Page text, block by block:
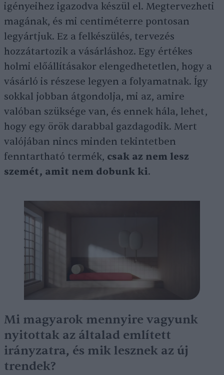
igényeihez igazodva készül el. Megtervezheti
magának, és mi centiméterre pontosan
legyártjuk. Ez a felkészülés, tervezés
hozzátartozik a vásárláshoz. Egy értékes
holmi előállításakor elengedhetetlen, hogy a
vásárló is részese legyen a folyamatnak. Így
sokkal jobban átgondolja, mi az, amire
valóban szüksége van, és ennek hála, lehet,
hogy egy örök darabbal gazdagodik. Mert
valójában nincs minden tekintetben
fenntartható termék, csak az nem lesz
szemét, amit nem dobunk ki.
Mi magyarok mennyire vagyunk
nyitottak az általad említett
irányzatra, és mik lesznek az új
trendek?